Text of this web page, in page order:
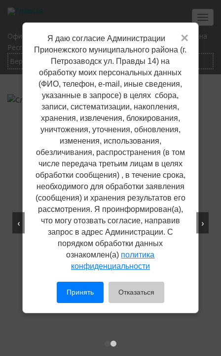
Перейти
основному
содержанию
×
Я даю согласие Администрации
Прионежского муниципального района (г.
Петрозаводск ул. Правды 14) на
обработку моих персональных данных
(ФИО, телефон, е-mail, иные сведения,
указанные в запросе) в целях сбора,
записи, систематизации, накопления,
хранения, извлечения, блокирования,
уничтожения, уточнения, обновления,
изменения, использования,
обезличивания, распространения (в том
числе передача третьим лицам в целях
обработки сообщения) , в течение срока,
необходимого для обработки заявления
(сообщения) и хранения результатов его
рассмотрения. Я проинформирован(а),
что могу отозвать согласие, направив
запрос в адрес Администрации. С
порядком обработки данных
ознакомлен(а) политика
конфиденциальности
Принять Отказаться
Официальный сайт Прионежского муниципального района
Республики Карелия
‹ ›